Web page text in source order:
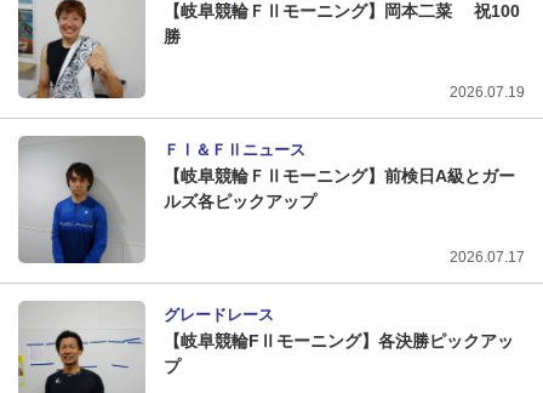
【岐阜競輪ＦⅡモーニング】岡本二菜 祝100
勝
2026.07.19
ＦⅠ＆ＦⅡニュース
【岐阜競輪ＦⅡモーニング】前検日A級とガー
ルズ各ピックアップ
2026.07.17
グレードレース
【岐阜競輪FⅡモーニング】各決勝ピックアッ
プ